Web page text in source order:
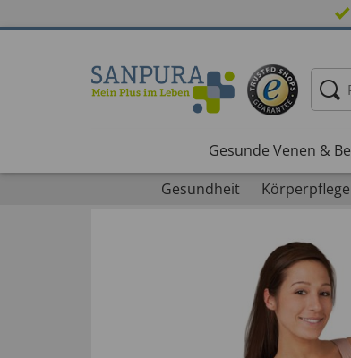
Gesunde Venen &
Gesundheit
Körperpflege